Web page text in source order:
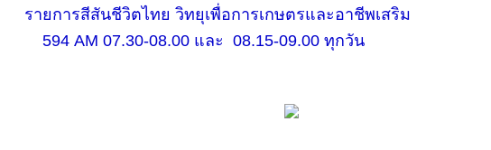
รายการสีสันชีวิตไทย วิทยุเพื่อการเกษตรและอาชีพเสริม
594 AM 07.30-08.00 และ 08.15-09.00 ทุกวัน